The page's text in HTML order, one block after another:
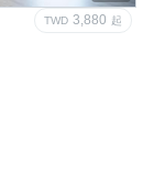
TWD 3,880 起